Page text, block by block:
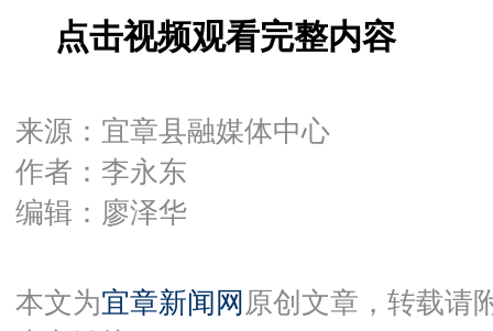
点击视频观看完整内容
来源：宜章县融媒体中心
作者：李永东
编辑：廖泽华
本文为宜章新闻网 原创文章，转载请